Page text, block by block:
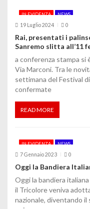
c
o
l
i
IN EVIDENZA NEWS
19 Luglio 2024 0
Rai, presentati i
Sanremo slitta all’11
a conferenza stampa si
Via Marconi. Tra le
settimana del Festival
confermate
READ MORE
IN EVIDENZA NEWS
7 Gennaio 2023 0
Oggi la Bandiera
Oggi la bandiera
il Tricolore veniva
nazionale, diventando il